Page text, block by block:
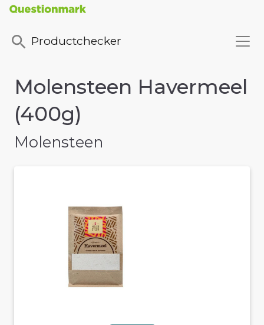
Productchecker
Molensteen Havermeel
(400g)
Molensteen